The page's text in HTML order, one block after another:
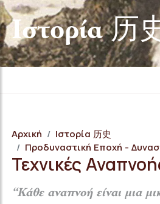
Iστορία 历
Αρχική
Iστορία 历史
Προδυναστική Εποχή -
Τεχνικές
“Κάθε αναπνοή είναι μια